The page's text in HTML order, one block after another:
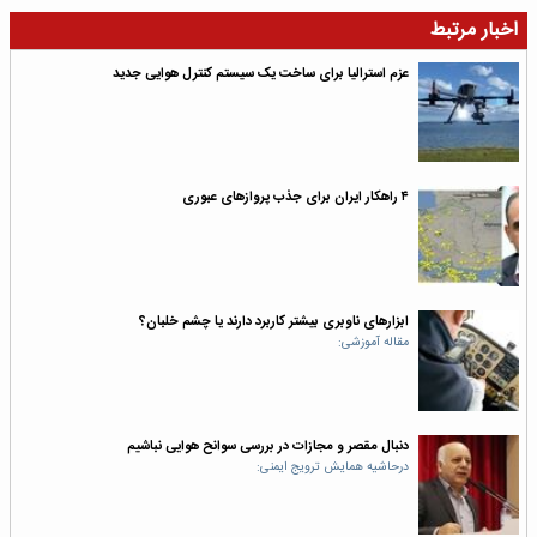
اخبار مرتبط
عزم استرالیا برای ساخت یک سیستم کنترل هوایی جدید
۴ راهکار ایران برای جذب پرواز‌‌های عبوری
ابزارهای ناوبری بیشتر کاربرد دارند یا چشم خلبان؟
مقاله آموزشی​:
دنبال مقصر و مجازات در بررسی سوانح هوایی نباشیم
درحاشیه همایش ترویج ایمنی: